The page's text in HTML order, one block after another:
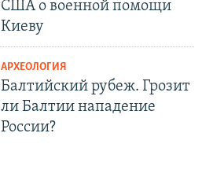
США о военной помощи
Киеву
АРХЕОЛОГИЯ
Балтийский рубеж. Грозит
ли Балтии нападение
России?